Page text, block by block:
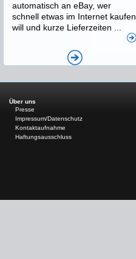
automatisch an eBay, wer
schnell etwas im Internet kaufen
will und kurze Lieferzeiten ...
Über uns
Presse
Impressum/Datenschutz
Kontaktaufnahme
Haftungsausschluss